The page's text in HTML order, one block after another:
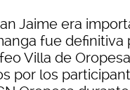
Jaime era
fue definitiva
Villa de
por los